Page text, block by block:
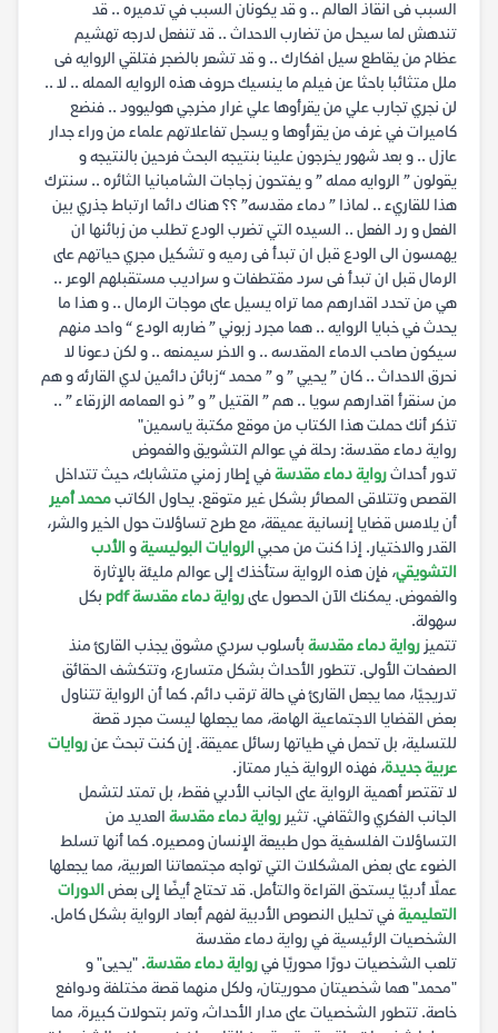
السبب فى انقاذ العالم .. و قد يكونان السبب في تدميره .. قد
تندهش لما سيحل من تضارب الاحداث .. قد تنفعل لدرجه تهشيم
عظام من يقاطع سيل افكارك .. و قد تشعر بالضجر فتلقي الروايه فى
ملل متثائبا باحثا عن فيلم ما ينسيك حروف هذه الروايه الممله .. لا ..
لن نجري تجارب علي من يقرأوها علي غرار مخرجي هوليوود .. فنضع
كاميرات في غرف من يقرأوها و يسجل تفاعلاتهم علماء من وراء جدار
عازل .. و بعد شهور يخرجون علينا بنتيجه البحث فرحين بالنتيجه و
يقولون ” الروايه ممله ” و يفتحون زجاجات الشامبانيا الثائره .. سنترك
هذا للقاريء .. لماذا ” دماء مقدسه” ؟؟ هناك دائما ارتباط جذري بين
الفعل و رد الفعل .. السيده التي تضرب الودع تطلب من زبائنها ان
يهمسون الى الودع قبل ان تبدأ فى رميه و تشكيل مجري حياتهم على
الرمال قبل ان تبدأ فى سرد مقتطفات و سراديب مستقبلهم الوعر ..
هي من تحدد اقدارهم مما تراه يسيل على موجات الرمال .. و هذا ما
يحدث في خبايا الروايه .. هما مجرد زبوني ” ضاربه الودع “ واحد منهم
سيكون صاحب الدماء المقدسه .. و الاخر سيمنعه .. و لكن دعونا لا
نحرق الاحداث .. كان ” يحيي ” و ” محمد “زبائن دائمين لدي القارئه و هم
من سنقرأ اقدارهم سويا .. هم ” القتيل ” و ” ذو العمامه الزرقاء ” ..
تذكر أنك حملت هذا الكتاب من موقع مكتبة ياسمين"
رواية دماء مقدسة: رحلة في عوالم التشويق والغموض
تدور أحداثرواية دماء مقدسةفي إطار زمني متشابك، حيث تتداخل
القصص وتتلاقى المصائر بشكل غير متوقع. يحاول الكاتبمحمد أمير
أن يلامس قضايا إنسانية عميقة، مع طرح تساؤلات حول الخير والشر،
القدر والاختيار. إذا كنت من محبيالروايات البوليسيةوالأدب
التشويقي، فإن هذه الرواية ستأخذك إلى عوالم مليئة بالإثارة
والغموض. يمكنك الآن الحصول علىرواية دماء مقدسة pdf
بكل
سهولة.
تتميز رواية دماء مقدسة بأسلوب سردي مشوق يجذب القارئ منذ
الصفحات الأولى. تتطور الأحداث بشكل متسارع، وتتكشف الحقائق
تدريجيًا، مما يجعل القارئ في حالة ترقب دائم. كما أن الرواية تتناول
بعض القضايا الاجتماعية الهامة، مما يجعلها ليست مجرد قصة
للتسلية، بل تحمل في طياتها رسائل عميقة. إن كنت تبحث عنروايات
عربية جديدة، فهذه الرواية خيار ممتاز.
لا تقتصر أهمية الرواية على الجانب الأدبي فقط، بل تمتد لتشمل
الجانب الفكري والثقافي. تثير رواية دماء مقدسة العديد من
التساؤلات الفلسفية حول طبيعة الإنسان ومصيره. كما أنها تسلط
الضوء على بعض المشكلات التي تواجه مجتمعاتنا العربية، مما يجعلها
عملًا أدبيًا يستحق القراءة والتأمل. قد تحتاج أيضًا إلى بعضالدورات
التعليميةفي تحليل النصوص الأدبية لفهم أبعاد الرواية بشكل كامل.
الشخصيات الرئيسية في رواية دماء مقدسة
تلعب الشخصيات دورًا محوريًا فيرواية دماء مقدسة. "يحيى" و
"محمد" هما شخصيتان محوريتان، ولكل منهما قصة مختلفة ودوافع
خاصة. تتطور الشخصيات على مدار الأحداث، وتمر بتحولات كبيرة، مما